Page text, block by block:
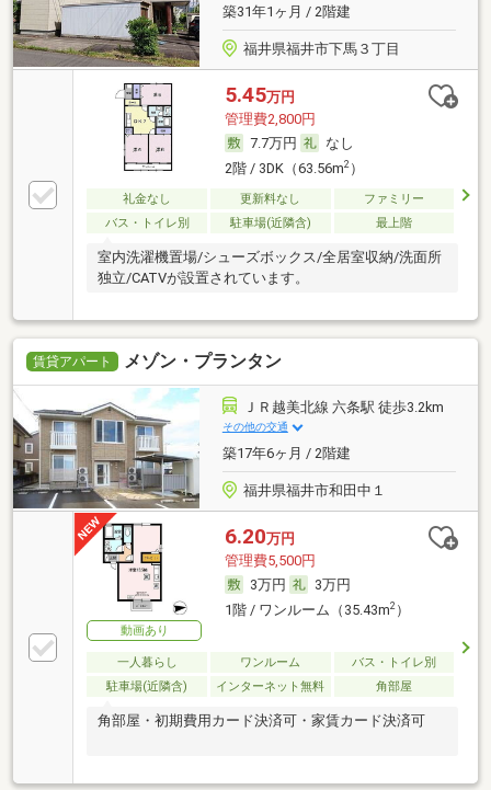
築31年1ヶ月 / 2階建
福井県福井市下馬３丁目
5.45万円
管理費2,800円
7.7万円
なし
2階 / 3DK（63.56m2）
礼金なし 更新料なし
ファミリー
バス・トイレ別
駐車場(近隣含) 最上階
室内洗濯機置場/シューズボックス/全居室収納/洗面所
独立/CATVが設置されています。
賃貸アパート メゾン・プランタン
ＪＲ越美北線 六条駅 徒歩3.2km
その他の交通
築17年6ヶ月 / 2階建
福井県福井市和田中１
動画あり
6.20万円
管理費5,500円
3万円
3万円
1階 / ワンルーム（35.43m2）
一人暮らし ワンルーム
バス・トイレ別
駐車場(近隣含)
インターネット無料 角部屋
角部屋・初期費用カード決済可・家賃カード決済可